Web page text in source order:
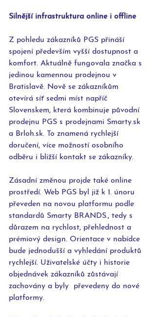
Silnější infrastruktura online i offline
Z pohledu zákazníků PGS přináší
spojení především vyšší dostupnost a
komfort. Aktuálně fungovala značka s
jedinou kamennou prodejnou v
Bratislavě. Nově se zákazníkům
otevírá síť sedmi míst napříč
Slovenskem, která kombinuje původní
prodejnu PGS s prodejnami Smarty.sk
a Brloh.sk. To znamená rychlejší
doručení, více možností osobního
odběru i bližší kontakt se zákazníky.
Zásadní změnou projde také online
prostředí. Web PGS byl již k 1. únoru
převeden na novou platformu podle
standardů Smarty BRANDS., tedy s
důrazem na rychlost, přehlednost a
prémiový design. Orientace v nabídce
bude jednodušší a vyhledání produktů
rychlejší. Uživatelské účty i historie
objednávek zákazníků zůstávají
zachovány a byly  převedeny do nové
platformy.